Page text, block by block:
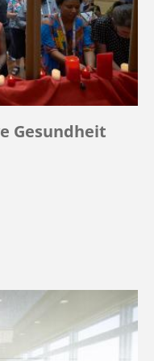
Gesundheit